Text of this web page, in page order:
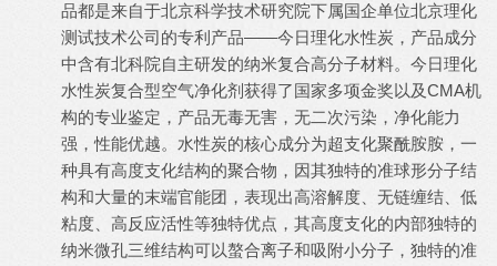
品都是来自于北京科学技术研究院下属国企单位北京理化
测试技术公司的专利产品——今日理化水性炭，产品成分
中含有北科院自主研发的纳米复合高分子材料。今日理化
水性炭复合型空气净化剂获得了国家多项金奖以及CMA机
构的专业鉴定，产品无毒无害，无二次污染，净化能力
强，性能优越。水性炭的核心成分为超支化聚酰胺胺，一
种具有高度支化结构的聚合物，因其独特的准球形分子结
构和大量的末端官能团，表现出高溶解度、无链缠结、低
粘度、高反应活性等独特优点，其高度支化的内部独特的
纳米微孔三维结构可以螯合离子和吸附小分子，独特的准